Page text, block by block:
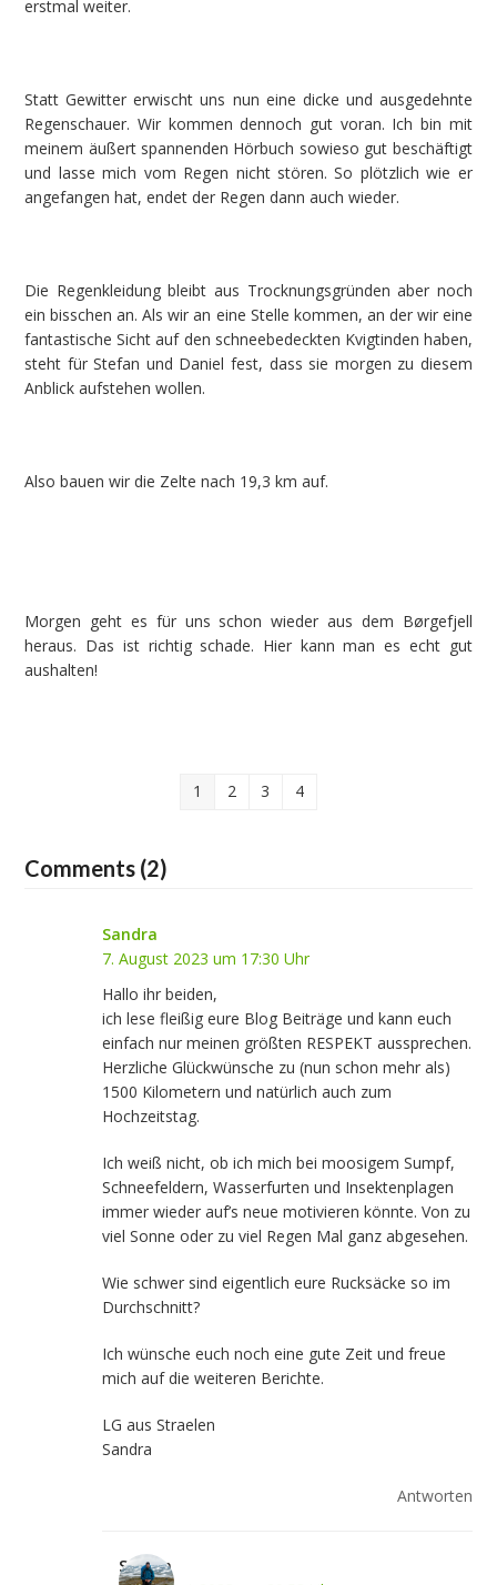
erstmal weiter.
Statt Gewitter erwischt uns nun eine dicke und ausgedehnte
Regenschauer. Wir kommen dennoch gut voran. Ich bin mit
meinem äußert spannenden Hörbuch sowieso gut beschäftigt
und lasse mich vom Regen nicht stören. So plötzlich wie er
angefangen hat, endet der Regen dann auch wieder.
Die Regenkleidung bleibt aus Trocknungsgründen aber noch
ein bisschen an. Als wir an eine Stelle kommen, an der wir eine
fantastische Sicht auf den schneebedeckten Kvigtinden haben,
steht für Stefan und Daniel fest, dass sie morgen zu diesem
Anblick aufstehen wollen.
Also bauen wir die Zelte nach 19,3 km auf.
Morgen geht es für uns schon wieder aus dem Børgefjell
heraus. Das ist richtig schade. Hier kann man es echt gut
aushalten!
1 2 3 4
Comments (2)
Sandra
7. August 2023 um 17:30 Uhr
Hallo ihr beiden,
ich lese fleißig eure Blog Beiträge und kann euch
einfach nur meinen größten RESPEKT aussprechen.
Herzliche Glückwünsche zu (nun schon mehr als)
1500 Kilometern und natürlich auch zum
Hochzeitstag.
Ich weiß nicht, ob ich mich bei moosigem Sumpf,
Schneefeldern, Wasserfurten und Insektenplagen
immer wieder auf’s neue motivieren könnte. Von zu
viel Sonne oder zu viel Regen Mal ganz abgesehen.
Wie schwer sind eigentlich eure Rucksäcke so im
Durchschnitt?
Ich wünsche euch noch eine gute Zeit und freue
mich auf die weiteren Berichte.
LG aus Straelen
Sandra
Antworten
Stefan